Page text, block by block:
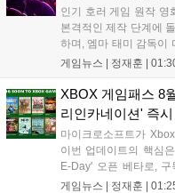
인기 호러 게임 원작 영
본격적인 제작 단계에
하며, 엠마 태미 감독이
정했다. 제작은 블룸하
되지 않았으며, 향후 제
정이다....
게임뉴스 | 정재훈
XBOX 게임패스 8
리인카네이션' 즉
마이크로소프트가
이번 업데이트의 핵심
E-Day' 오픈 베타로,
체험할 수 있다. 또한 '
게임뉴스 | 정재훈